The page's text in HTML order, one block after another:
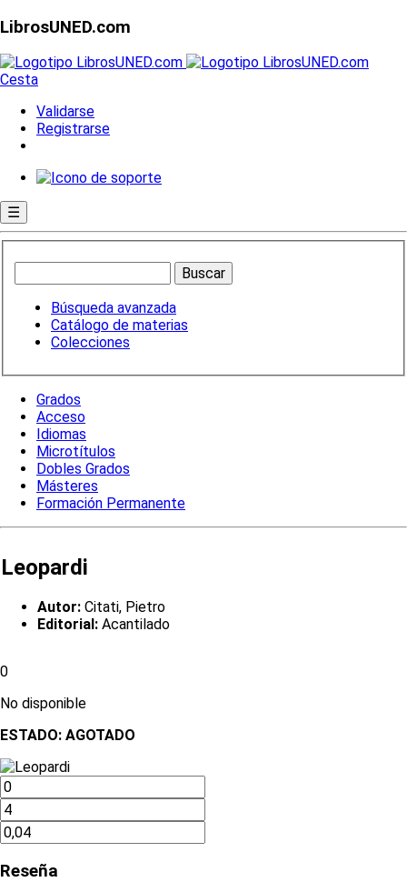
LibrosUNED.com
Cesta
Validarse
Registrarse
☰
Búsqueda avanzada
Catálogo de materias
Colecciones
Grados
Acceso
Idiomas
Microtítulos
Dobles Grados
Másteres
Formación Permanente
Leopardi
Autor: Citati, Pietro
Editorial: Acantilado
0
No disponible
ESTADO: AGOTADO
Reseña